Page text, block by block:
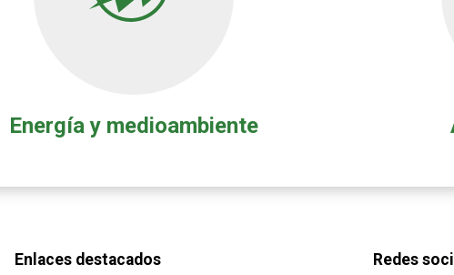
Energía y medioambiente
Enlaces destacados Redes